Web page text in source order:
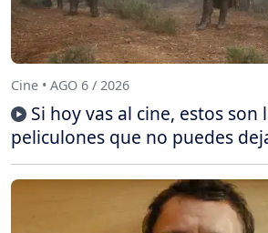
Cine • AGO 6 / 2026
Si hoy vas al cine, estos son
peliculones que no puedes